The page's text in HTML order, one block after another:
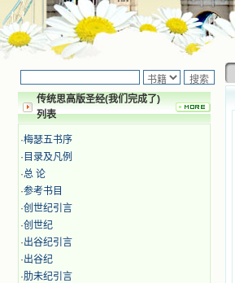
传统思高版圣经(我们完成了)
列表
·梅瑟五书序
· 目录及凡例
·总 论
·参考书目
·创世纪引言
·创世纪
·出谷纪引言
·出谷纪
·肋未纪引言